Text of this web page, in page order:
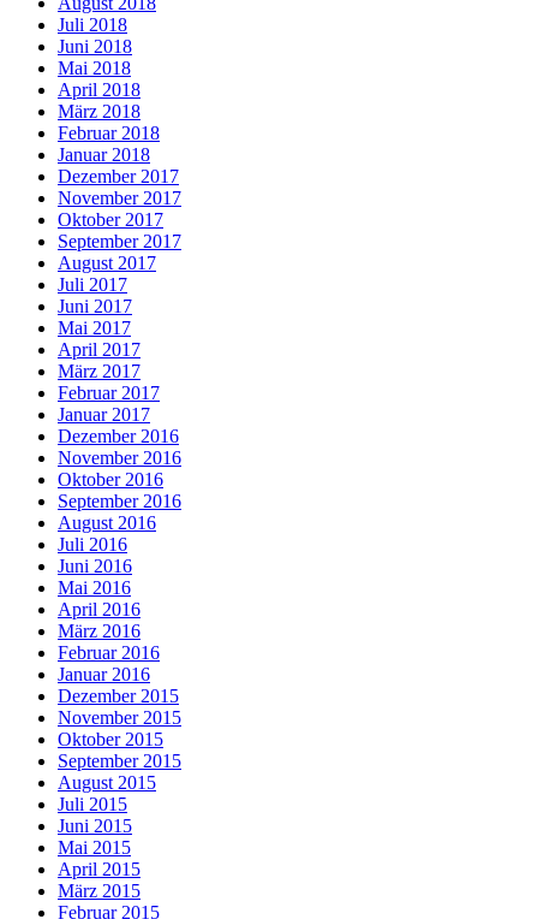
Juli 2018
Juni 2018
Mai 2018
April 2018
März 2018
Februar 2018
Januar 2018
Dezember 2017
November 2017
Oktober 2017
September 2017
August 2017
Juli 2017
Juni 2017
Mai 2017
April 2017
März 2017
Februar 2017
Januar 2017
Dezember 2016
November 2016
Oktober 2016
September 2016
August 2016
Juli 2016
Juni 2016
Mai 2016
April 2016
März 2016
Februar 2016
Januar 2016
Dezember 2015
November 2015
Oktober 2015
September 2015
August 2015
Juli 2015
Juni 2015
Mai 2015
April 2015
März 2015
Februar 2015